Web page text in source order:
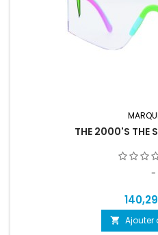
THE 2000'S THE
-
 Ajouter